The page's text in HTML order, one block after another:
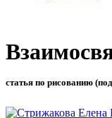
статья по рисованию